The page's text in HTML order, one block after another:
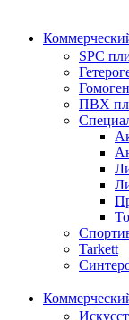
SPC
ПВХ
Tarkett